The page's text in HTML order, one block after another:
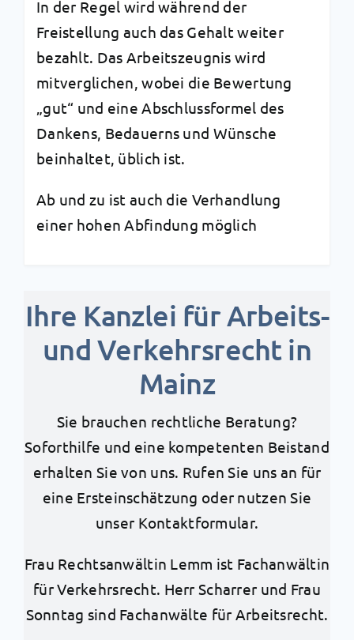
In der Regel wird während der
Freistellung auch das Gehalt weiter
bezahlt. Das Arbeitszeugnis wird
mitverglichen, wobei die Bewertung
„gut“ und eine Abschlussformel des
Dankens, Bedauerns und Wünsche
beinhaltet, üblich ist.
Ab und zu ist auch die Verhandlung
einer hohen Abfindung möglich
Ihre Kanzlei für Arbeits-
und Verkehrsrecht in
Mainz
Sie brauchen rechtliche Beratung?
Soforthilfe und eine kompetenten Beistand
erhalten Sie von uns. Rufen Sie uns an für
eine Ersteinschätzung oder nutzen Sie
unser Kontaktformular.
Frau Rechtsanwältin Lemm ist Fachanwältin
für Verkehrsrecht. Herr Scharrer und Frau
Sonntag sind Fachanwälte für Arbeitsrecht.